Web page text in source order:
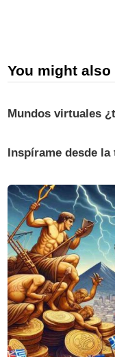
You might also
Mundos virtuales
Inspírame desde